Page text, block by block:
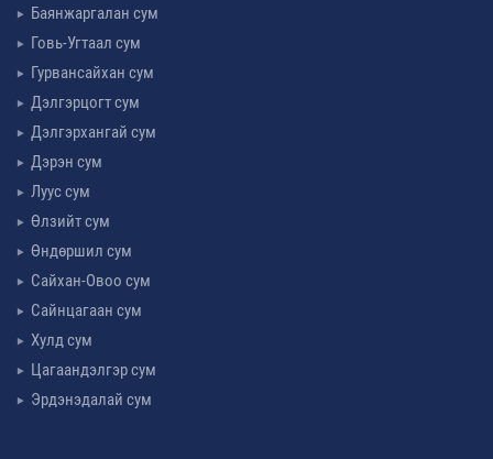
Баянжаргалан сум
Говь-Угтаал сум
Гурвансайхан сум
Дэлгэрцогт сум
Дэлгэрхангай сум
Дэрэн сум
Луус сум
Өлзийт сум
Өндөршил сум
Сайхан-Овоо сум
Сайнцагаан сум
Хулд сум
Цагаандэлгэр сум
Эрдэнэдалай сум